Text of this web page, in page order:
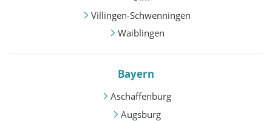
Villingen-Schwenningen
Waiblingen
Bayern
Aschaffenburg
Augsburg